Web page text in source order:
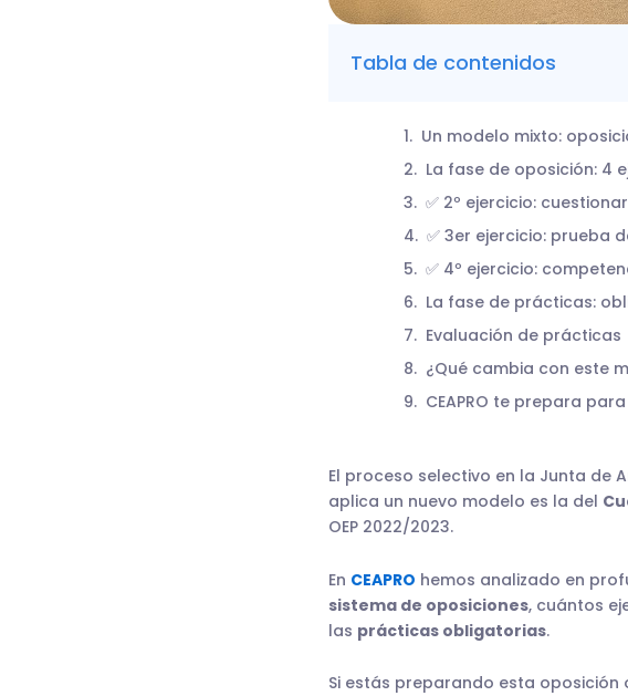
Tabla de contenidos
Un modelo mixto:
La fase de oposición: 4
✅ 2º ejercicio:
✅ 3er ejercicio: prueba
✅ 4º ejercicio:
La fase de prácticas:
Evaluación de prácticas
¿Qué cambia con este
CEAPRO te prepara
El proceso selectivo en la Junta de
aplica un nuevo modelo es la del
OEP 2022/2023.
En CEAPRO hemos analizado en
sistema de oposiciones, cuántos
las prácticas obligatorias.
Si estás preparando esta